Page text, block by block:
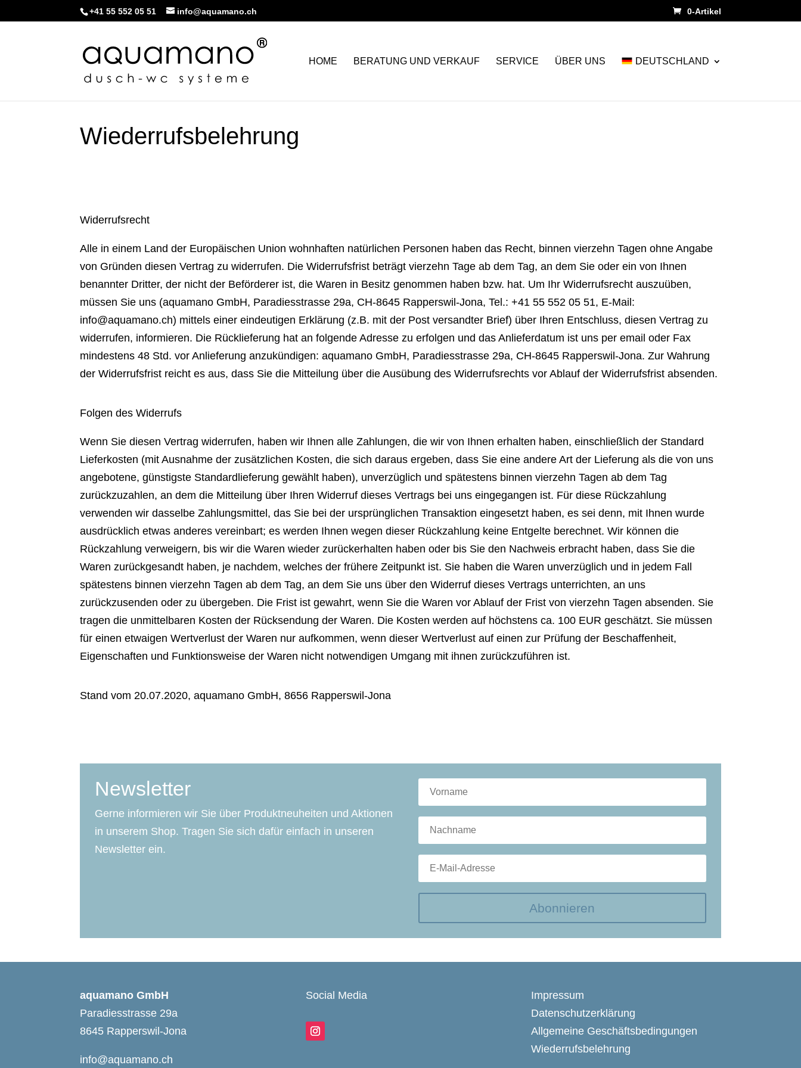
+41 55 552 05 51 info@aquamano.ch 0-Artikel
HOME BERATUNG UND VERKAUF SERVICE ÜBER UNS DEUTSCHLAND
Wiederrufsbelehrung
Widerrufsrecht
Alle in einem Land der Europäischen Union wohnhaften natürlichen Personen haben das Recht, binnen vierzehn Tagen ohne Angabe
von Gründen diesen Vertrag zu widerrufen. Die Widerrufsfrist beträgt vierzehn Tage ab dem Tag, an dem Sie oder ein von Ihnen
benannter Dritter, der nicht der Beförderer ist, die Waren in Besitz genommen haben bzw. hat. Um Ihr Widerrufsrecht auszuüben,
müssen Sie uns (aquamano GmbH, Paradiesstrasse 29a, CH-8645 Rapperswil-Jona, Tel.: +41 55 552 05 51, E-Mail:
info@aquamano.ch) mittels einer eindeutigen Erklärung (z.B. mit der Post versandter Brief) über Ihren Entschluss, diesen Vertrag zu
widerrufen, informieren. Die Rücklieferung hat an folgende Adresse zu erfolgen und das Anlieferdatum ist uns per email oder Fax
mindestens 48 Std. vor Anlieferung anzukündigen: aquamano GmbH, Paradiesstrasse 29a, CH-8645 Rapperswil-Jona. Zur Wahrung
der Widerrufsfrist reicht es aus, dass Sie die Mitteilung über die Ausübung des Widerrufsrechts vor Ablauf der Widerrufsfrist absenden.
Folgen des Widerrufs
Wenn Sie diesen Vertrag widerrufen, haben wir Ihnen alle Zahlungen, die wir von Ihnen erhalten haben, einschließlich der Standard
Lieferkosten (mit Ausnahme der zusätzlichen Kosten, die sich daraus ergeben, dass Sie eine andere Art der Lieferung als die von uns
angebotene, günstigste Standardlieferung gewählt haben), unverzüglich und spätestens binnen vierzehn Tagen ab dem Tag
zurückzuzahlen, an dem die Mitteilung über Ihren Widerruf dieses Vertrags bei uns eingegangen ist. Für diese Rückzahlung
verwenden wir dasselbe Zahlungsmittel, das Sie bei der ursprünglichen Transaktion eingesetzt haben, es sei denn, mit Ihnen wurde
ausdrücklich etwas anderes vereinbart; es werden Ihnen wegen dieser Rückzahlung keine Entgelte berechnet. Wir können die
Rückzahlung verweigern, bis wir die Waren wieder zurückerhalten haben oder bis Sie den Nachweis erbracht haben, dass Sie die
Waren zurückgesandt haben, je nachdem, welches der frühere Zeitpunkt ist. Sie haben die Waren unverzüglich und in jedem Fall
spätestens binnen vierzehn Tagen ab dem Tag, an dem Sie uns über den Widerruf dieses Vertrags unterrichten, an uns
zurückzusenden oder zu übergeben. Die Frist ist gewahrt, wenn Sie die Waren vor Ablauf der Frist von vierzehn Tagen absenden. Sie
tragen die unmittelbaren Kosten der Rücksendung der Waren. Die Kosten werden auf höchstens ca. 100 EUR geschätzt. Sie müssen
für einen etwaigen Wertverlust der Waren nur aufkommen, wenn dieser Wertverlust auf einen zur Prüfung der Beschaffenheit,
Eigenschaften und Funktionsweise der Waren nicht notwendigen Umgang mit ihnen zurückzuführen ist.
Stand vom 20.07.2020, aquamano GmbH, 8656 Rapperswil-Jona
Newsletter
Gerne informieren wir Sie über Produktneuheiten und Aktionen
in unserem Shop. Tragen Sie sich dafür einfach in unseren
Newsletter ein.
Abonnieren
aquamano GmbH
Paradiesstrasse 29a
8645 Rapperswil-Jona
info@aquamano.ch
Social Media
Impressum
Datenschutzerklärung
Allgemeine Geschäftsbedingungen
Wiederrufsbelehrung